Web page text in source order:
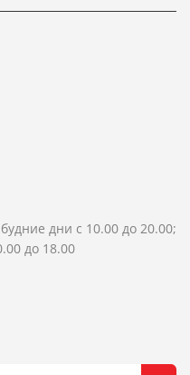
дни с 10.00 до 20.00;
до 18.00